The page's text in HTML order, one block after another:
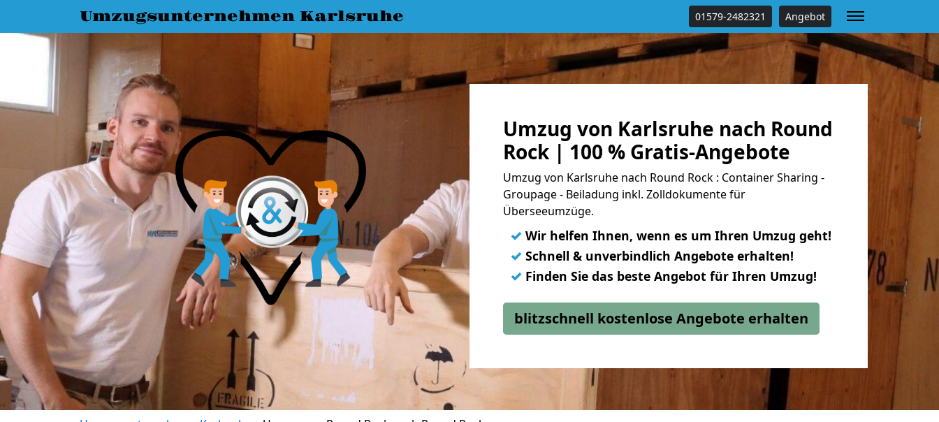
Umzugsunternehmen Karlsruhe 01579-2482321 Angebot
Umzug von Karlsruhe nach Round
Rock | 100 % Gratis-Angebote
Umzug von Karlsruhe nach Round Rock : Container Sharing -
Groupage - Beiladung inkl. Zolldokumente für
Überseeumzüge.
✓ Wir helfen Ihnen, wenn es um Ihren Umzug geht!
✓ Schnell & unverbindlich Angebote erhalten!
✓ Finden Sie das beste Angebot für Ihren Umzug!
blitzschnell kostenlose Angebote erhalten